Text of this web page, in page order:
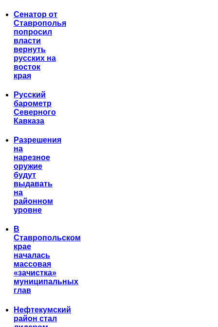
Сенатор от
Ставрополья
попросил
власти
вернуть
русских на
восток
края
Русский
барометр
Северного
Кавказа
Разрешения
на
нарезное
оружие
будут
выдавать
на
районном
уровне
В
Ставропольском
крае
началась
массовая
«зачистка»
муниципальных
глав
Нефтекумский
район стал